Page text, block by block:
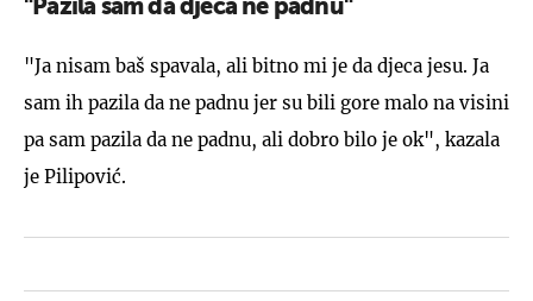
"Pazila sam da djeca ne padnu"
"Ja nisam baš spavala, ali bitno mi je da djeca jesu. Ja
sam ih pazila da ne padnu jer su bili gore malo na visini
pa sam pazila da ne padnu, ali dobro bilo je ok", kazala
je Pilipović.